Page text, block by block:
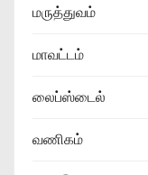
மருத்துவம்
மாவட்டம்
லைப்ஸ்டைல்
வணிகம்